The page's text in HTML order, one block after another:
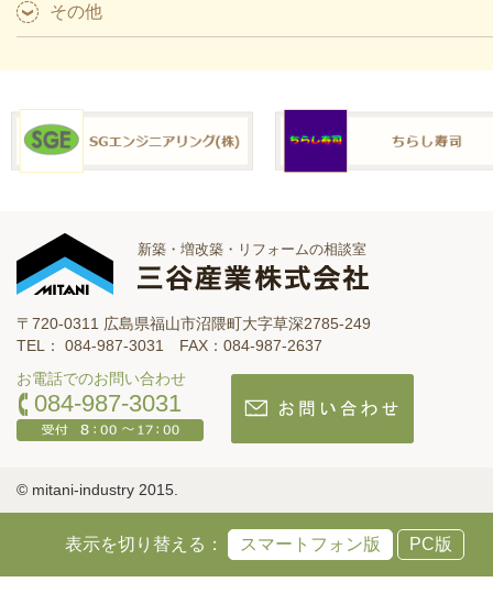
その他
新築・増改築・リフォームの相談室
〒720-0311 広島県福山市沼隈町大字草深2785-249
TEL： 084-987-3031 FAX：084-987-2637
お電話でのお問い合わせ
084-987-3031
© mitani-industry 2015.
表示を切り替える： スマートフォン版 PC版